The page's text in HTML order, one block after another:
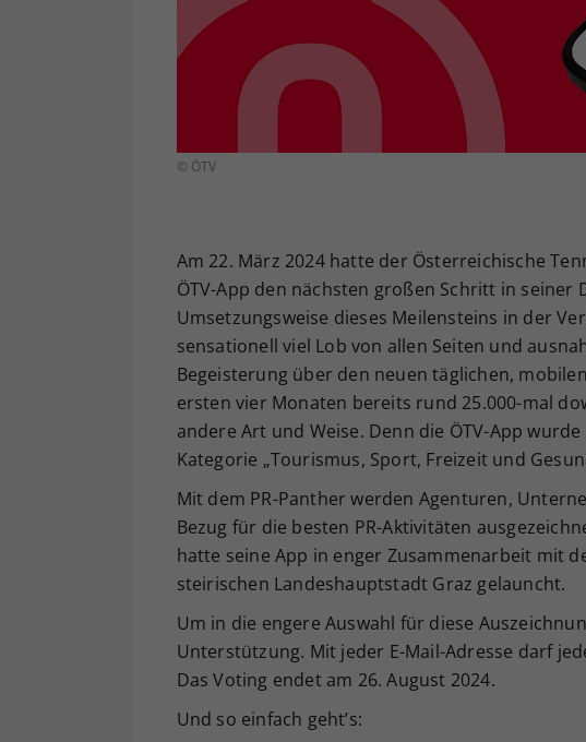
© ÖTV
Am 22. März 2024 hatte der Österreichische
ÖTV-App den nächsten großen Schritt in
Umsetzungsweise dieses Meilensteins in der
sensationell viel Lob von allen Seiten und
Begeisterung über den neuen täglichen,
ersten vier Monaten bereits rund 25.000-mal
andere Art und Weise. Denn die ÖTV-App
Kategorie „Tourismus, Sport, Freizeit und
Mit dem PR-Panther werden Agenturen,
Bezug für die besten PR-Aktivitäten
hatte seine App in enger Zusammenarbeit mit
steirischen Landeshauptstadt Graz gelauncht.
Um in die engere Auswahl für diese
Unterstützung. Mit jeder E-Mail-Adresse darf
Das Voting endet am 26. August 2024.
Und so einfach geht’s: